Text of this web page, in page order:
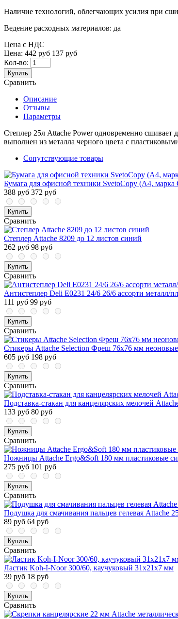
Наличие технологий, облегчающих усилия при
Ведение расходных материалов: да
Цена с НДС
Цена: 442 руб 137 руб
Кол-во:
Купить
Сравнить
Описание
Отзывы
Параметры
Степлер 25л Attache Power одновременно
выполнен из металла черного цвета с
Сопутствующие товары
Бумага для офисной техники SvetoCopy (A4, марка
388 руб 372 руб
Купить
Сравнить
Степлер Attache 8209 до 12 листов синий
262 руб 98 руб
Купить
Сравнить
Антистеплер Deli E0231 24/6 26/6 ассорти металл/
111 руб 99 руб
Купить
Сравнить
Стикеры Attache Selection Фреш 76х76 мм
605 руб 198 руб
Купить
Сравнить
Подставка-стакан для канцелярских мелочей
133 руб 80 руб
Купить
Сравнить
Ножницы Attache Ergo&Soft 180 мм пластиковые
275 руб 101 руб
Купить
Сравнить
Подушка для смачивания пальцев гелевая Attache
89 руб 64 руб
Купить
Сравнить
Ластик Koh-I-Noor 300/60, каучуковый 31x21x7 мм
39 руб 18 руб
Купить
Сравнить